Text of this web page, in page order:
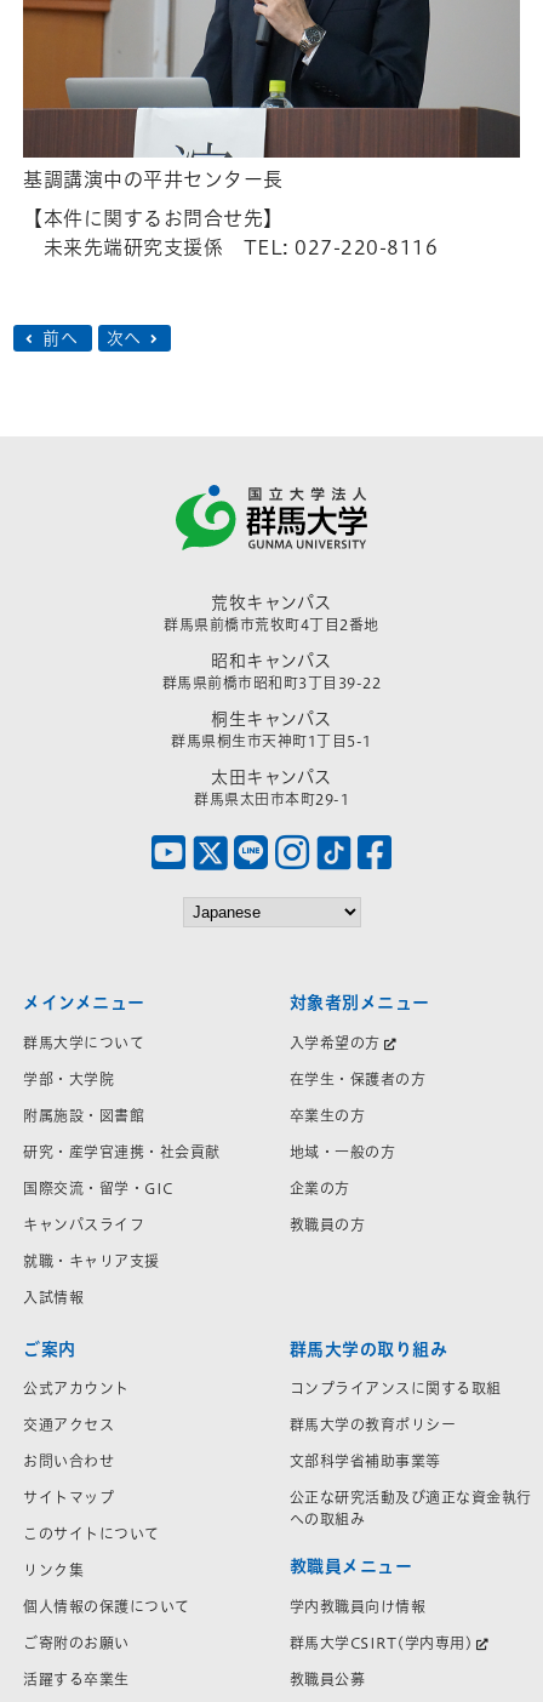
基調講演中の平井センター長
【本件に関するお問合せ先】
未来先端研究支援係 TEL: 027-220-8116
前へ 次へ
荒牧キャンパス
群馬県前橋市荒牧町4丁目2番地
昭和キャンパス
群馬県前橋市昭和町3丁目39-22
桐生キャンパス
群馬県桐生市天神町1丁目5-1
太田キャンパス
群馬県太田市本町29-1
メインメニュー
群馬大学について
学部・大学院
附属施設・図書館
研究・産学官連携・社会貢献
国際交流・留学・GIC
キャンパスライフ
就職・キャリア支援
入試情報
対象者別メニュー
入学希望の方
在学生・保護者の方
卒業生の方
地域・一般の方
企業の方
教職員の方
ご案内
公式アカウント
交通アクセス
お問い合わせ
サイトマップ
このサイトについて
リンク集
個人情報の保護について
ご寄附のお願い
活躍する卒業生
群馬大学の取り組み
コンプライアンスに関する取組
群馬大学の教育ポリシー
文部科学省補助事業等
公正な研究活動及び適正な資金執行
への取組み
教職員メニュー
学内教職員向け情報
群馬大学CSIRT(学内専用)
教職員公募